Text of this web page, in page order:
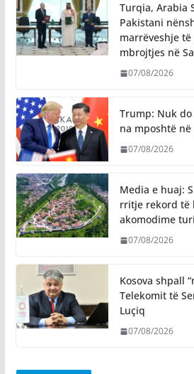
Turqia, Arabia
Pakistani
marrëveshje
mbrojtjes në
07/08/2026
Trump: Nuk
na mposhtë
07/08/2026
Media e huaj:
rritje rekord të
akomodime
07/08/2026
Kosova shpall
Telekomit të
Luçiq
07/08/2026